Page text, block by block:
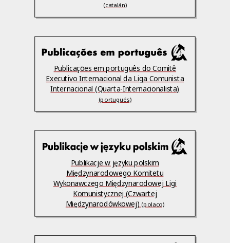
(catalán)
Publicações em português do Comitê
Executivo Internacional da Liga Comunista
Internacional (Quarta-Internacionalista)
(portugués)
Publikacje w języku polskim
Międzynarodowego Komitetu
Wykonawczego Międzynarodowej Ligi
Komunistycznej (Czwartej
Międzynarodówkowej) (polaco)